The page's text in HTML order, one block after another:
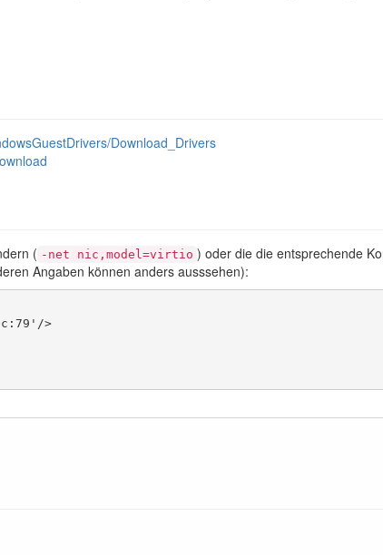
Download_Drivers
( -net nic,model=virtio ) oder die die entsprechende
Angaben können anders ausssehen):
>